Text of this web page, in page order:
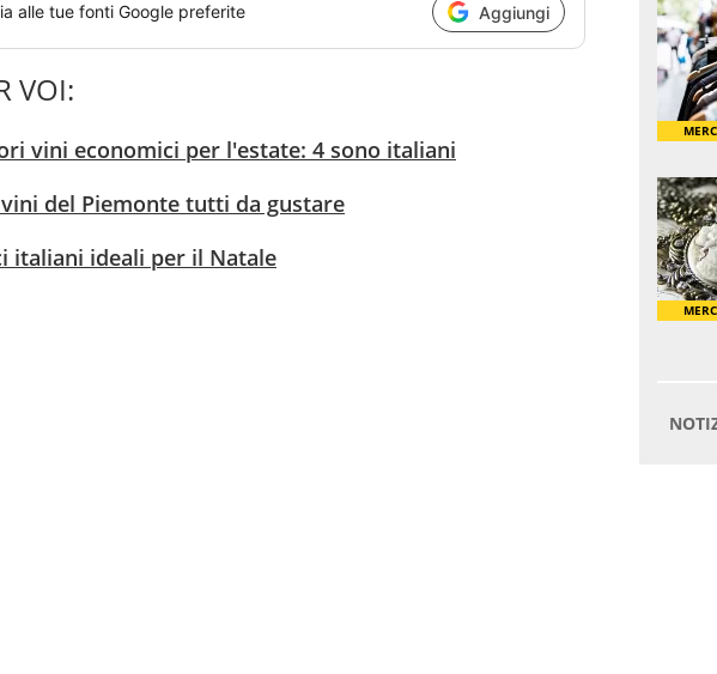
alle tue fonti Google preferite Aggiungi
VOI:
vini economici per l'estate: 4 sono italiani
del Piemonte tutti da gustare
italiani ideali per il Natale